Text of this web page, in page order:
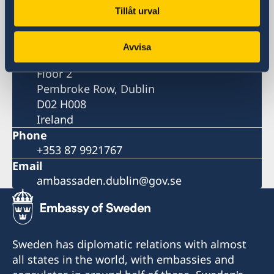
Tillåt urval
Avvisa
Postal address
Embassy of Sweden
Floor 2
Pembroke Row, Dublin
D02 H008
Ireland
Phone
+353 87 9921767
Email
ambassaden.dublin@gov.se
Sweden has diplomatic relations with almost
all states in the world, with embassies and